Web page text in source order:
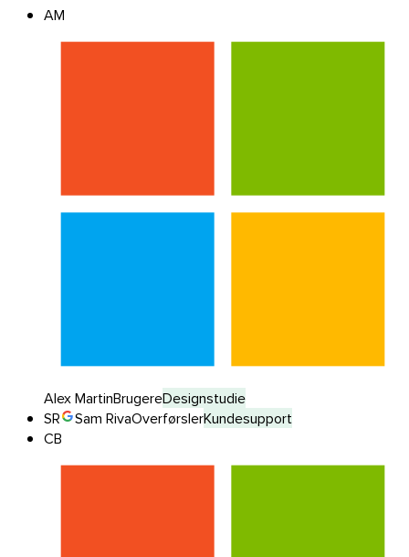
AM
Alex MartinBrugereDesignstudie
SR
Sam RivaOverførslerKundesupport
CB